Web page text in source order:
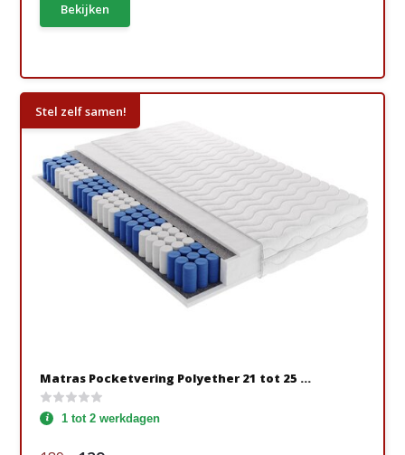
Bekijken
Stel zelf samen!
Matras Pocketvering Polyether 21 tot 25 ...
1 tot 2 werkdagen